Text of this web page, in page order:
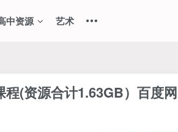
中资源 艺术
(资源合计1.63GB）百度网